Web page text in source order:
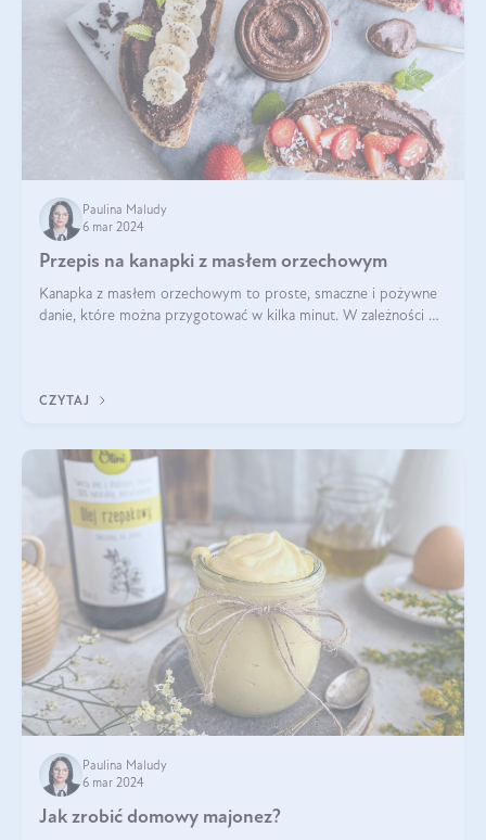
Paulina Maludy
6 mar 2024
Przepis na kanapki z masłem orzechowym
Kanapka z masłem orzechowym to proste, smaczne i pożywne
danie, które można przygotować w kilka minut. W zależności od
CZYTAJ
Paulina Maludy
6 mar 2024
Jak zrobić domowy majonez?